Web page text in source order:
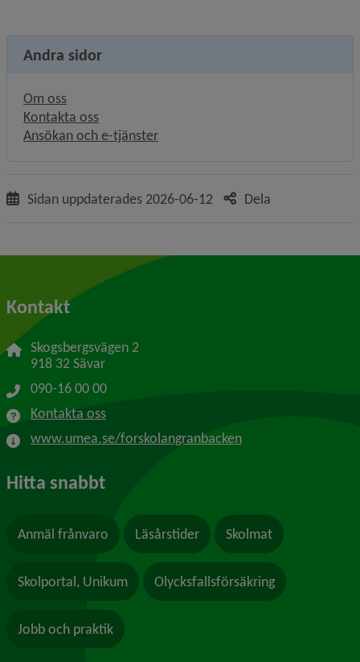
Andra sidor
Om oss
Kontakta oss
Ansökan och e-tjänster
Sidan uppdaterades 2026-06-12 Dela
Kontakt
Skogsbergsvägen 2
918 32 Sävar
090-16 00 00
Kontakta oss
www.umea.se/forskolangranbacken
Hitta snabbt
Anmäl frånvaro Läsårstider Skolmat
Skolportal, Unikum Olycksfallsförsäkring
Jobb och praktik